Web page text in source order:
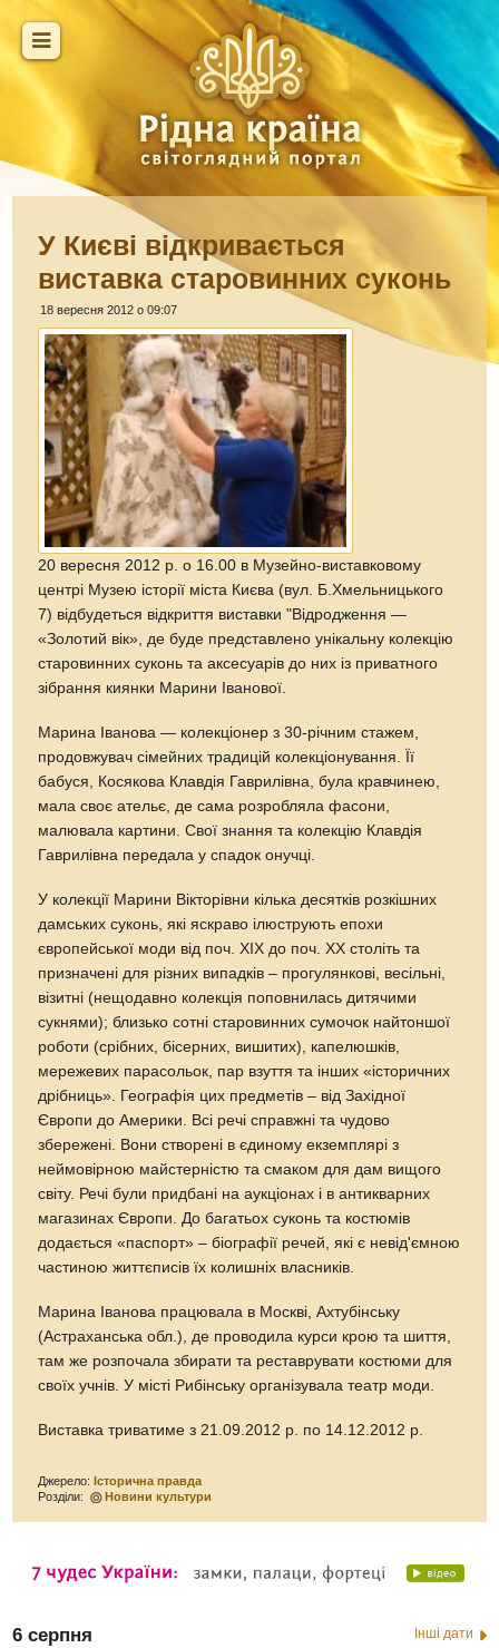
У Києві відкривається
виставка старовинних суконь
18 вересня 2012 о 09:07
20 вересня 2012 р. о 16.00 в Музейно-виставковому
центрі Музею історії міста Києва (вул. Б.Хмельницького
7) відбудеться відкриття виставки "Відродження —
«Золотий вік», де буде представлено унікальну колекцію
старовинних суконь та аксесуарів до них із приватного
зібрання киянки Марини Іванової.
Марина Іванова — колекціонер з 30-річним стажем,
продовжувач сімейних традицій колекціонування. Її
бабуся, Косякова Клавдія Гаврилівна, була кравчинею,
мала своє ательє, де сама розробляла фасони,
малювала картини. Свої знання та колекцію Клавдія
Гаврилівна передала у спадок онучці.
У колекції Марини Вікторівни кілька десятків розкішних
дамських суконь, які яскраво ілюструють епохи
європейської моди від поч. ХІХ до поч. ХХ століть та
призначені для різних випадків – прогулянкові, весільні,
візитні (нещодавно колекція поповнилась дитячими
сукнями); близько сотні старовинних сумочок найтоншої
роботи (срібних, бісерних, вишитих), капелюшків,
мережевих парасольок, пар взуття та інших «історичних
дрібниць». Географія цих предметів – від Західної
Європи до Америки. Всі речі справжні та чудово
збережені. Вони створені в єдиному екземплярі з
неймовірною майстерністю та смаком для дам вищого
світу. Речі були придбані на аукціонах і в антикварних
магазинах Європи. До багатьох суконь та костюмів
додається «паспорт» – біографії речей, які є невід'ємною
частиною життєписів їх колишніх власників.
Марина Іванова працювала в Москві, Ахтубінську
(Астраханська обл.), де проводила курси крою та шиття,
там же розпочала збирати та реставрувати костюми для
своїх учнів. У місті Рибінську організувала театр моди.
Виставка триватиме з 21.09.2012 р. по 14.12.2012 р.
Джерело:Історична правда
Розділи:
Новини культури
6 серпня Інші дати